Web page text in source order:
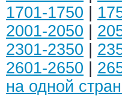
1701-1750
2001-2050
2301-2350
2601-2650
на одной